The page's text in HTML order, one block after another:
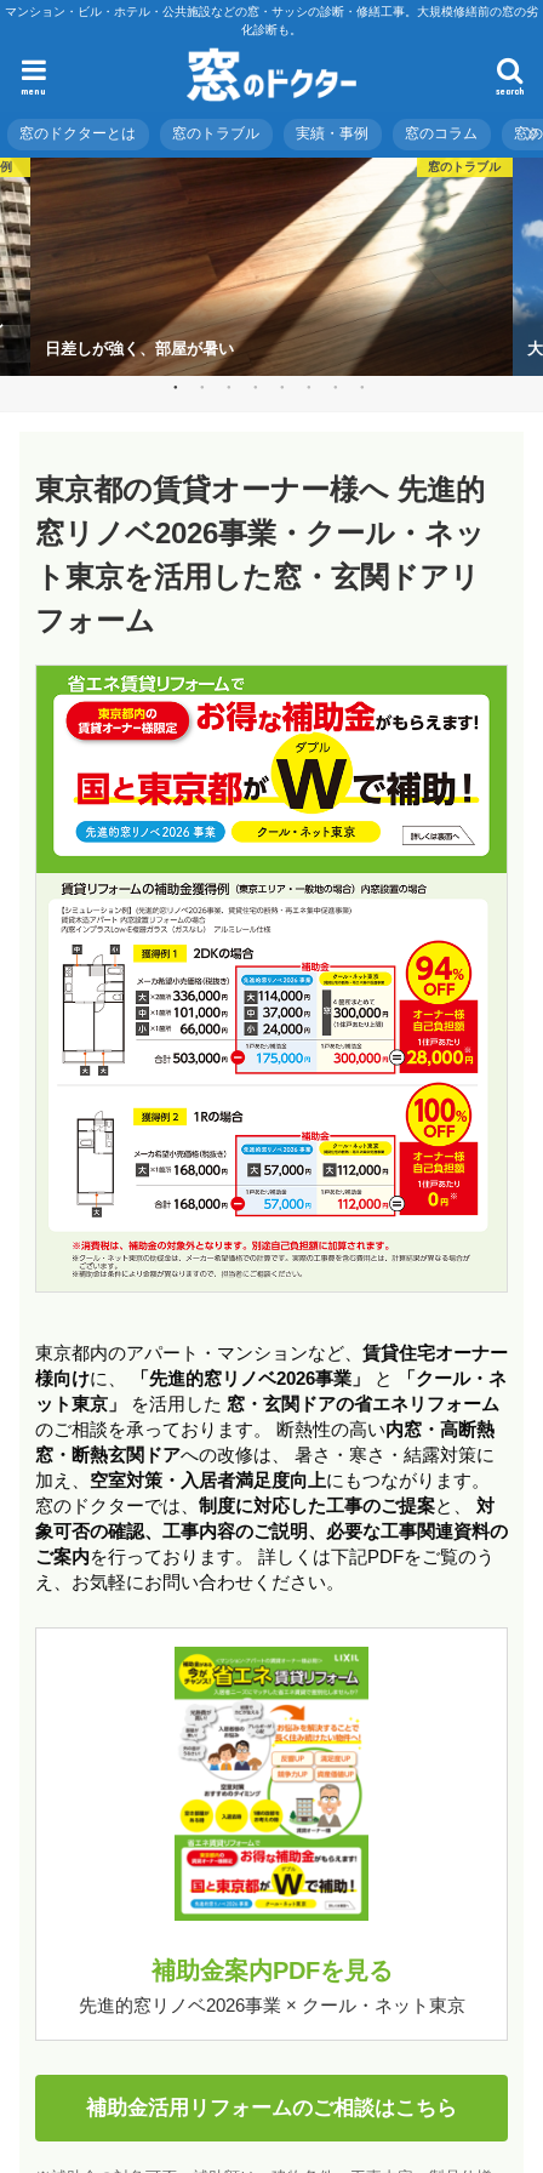
マンション・ビル・ホテル・公共施設などの窓・サッシの診断・修繕工事。大規模修繕前の窓の劣
化診断も。
search
menu
窓のドクターとは 窓のトラブル 実績・事例 窓のコラム 窓
窓のトラブル
日差しが強く、部屋が暑い
東京都の賃貸オーナー様へ 先進的
窓リノベ2026事業・クール・ネッ
ト東京を活用した窓・玄関ドアリ
フォーム
東京都内のアパート・マンションなど、 賃貸住宅オーナー
様向けに、 「先進的窓リノベ2026事業」 と
「クール・ネ
ット東京」
を活用した 窓・玄関ドアの省エネリフォーム
のご相談を承っております。 断熱性の高い内窓・高断熱
窓・断熱玄関ドアへの改修は、 暑さ・寒さ・結露対策に
加え、 空室対策・入居者満足度向上にもつながります。
窓のドクターでは、 制度に対応した工事のご提案と、 対
象可否の確認、工事内容のご説明、必要な工事関連資料の
ご案内を行っております。 詳しくは下記PDFをご覧のう
え、お気軽にお問い合わせください。
補助金案内PDFを見る
先進的窓リノベ2026事業 × クール・ネット東京
補助金活用リフォームのご相談はこちら